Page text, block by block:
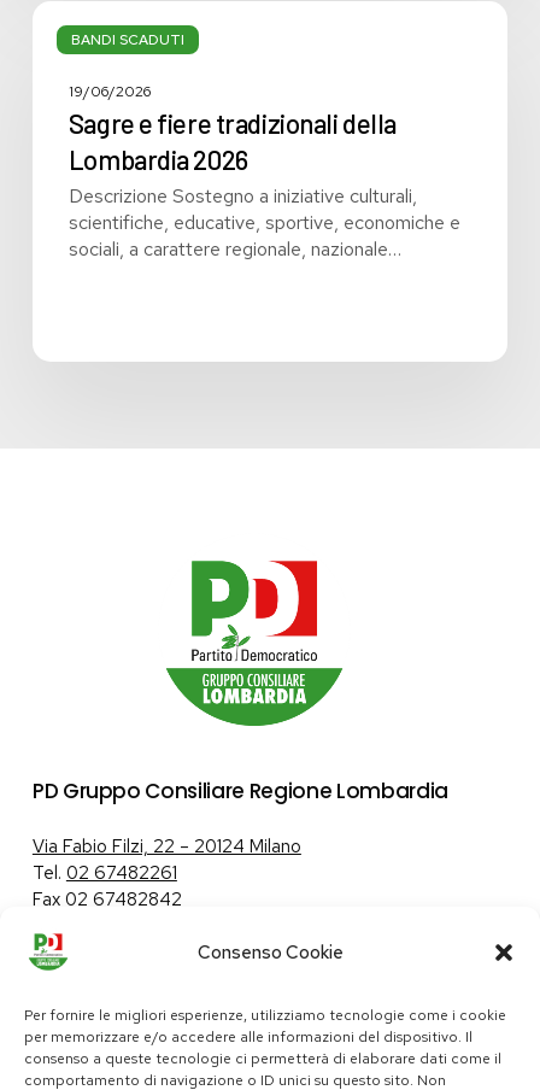
Consenso Cookie
Per fornire le migliori esperienze, utilizziamo tecnologie come i cookie
per memorizzare e/o accedere alle informazioni del dispositivo. Il
consenso a queste tecnologie ci permetterà di elaborare dati come il
comportamento di navigazione o ID unici su questo sito. Non
BANDI SCADUTI
Sagre
tradizionali
Lombardia
2026
19/06/2026
Sagre e fiere tradizionali della
Lombardia 2026
Descrizione Sostegno a iniziative culturali,
scientifiche, educative, sportive, economiche e
sociali, a carattere regionale, nazionale…
PD Gruppo Consiliare Regione Lombardia
Via Fabio Filzi, 22 – 20124 Milano
Tel. 02 67482261
Fax 02 67482842
Tutela dei dati personali|Politica sui cookie